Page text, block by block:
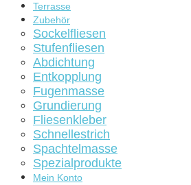
Terrasse
Zubehör
Sockelfliesen
Stufenfliesen
Abdichtung
Entkopplung
Fugenmasse
Grundierung
Fliesenkleber
Schnellestrich
Spachtelmasse
Spezialprodukte
Mein Konto